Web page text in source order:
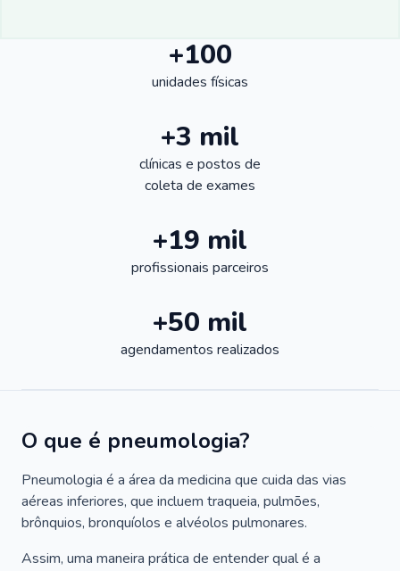
+100
unidades físicas
+3 mil
clínicas e postos de
coleta de exames
+19 mil
profissionais parceiros
+50 mil
agendamentos realizados
O que é pneumologia?
Pneumologia é a área da medicina que cuida das vias
aéreas inferiores, que incluem traqueia, pulmões,
brônquios, bronquíolos e alvéolos pulmonares.
Assim, uma maneira prática de entender qual é a